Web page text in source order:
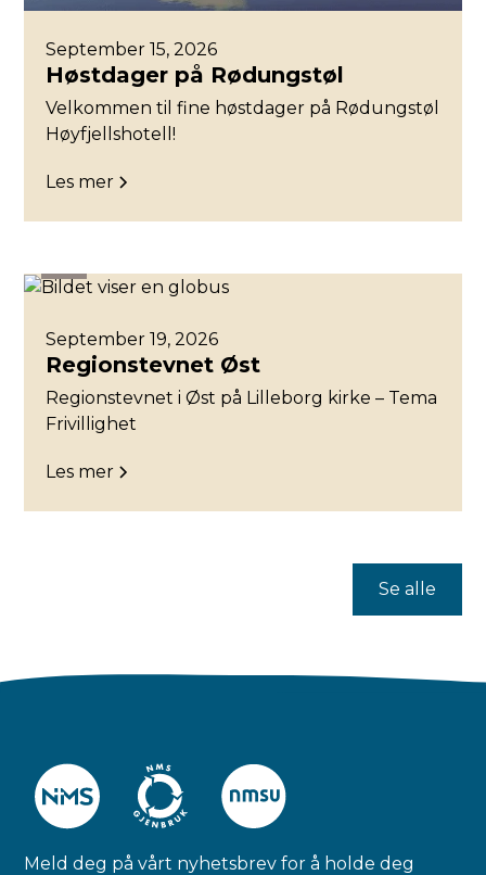
September 15, 2026
Høstdager på Rødungstøl
Velkommen til fine høstdager på Rødungstøl
Høyfjellshotell!
Les mer
September 19, 2026
Regionstevnet Øst
Regionstevnet i Øst på Lilleborg kirke – Tema
Frivillighet
Les mer
Se alle
Meld deg på vårt nyhetsbrev for å holde deg